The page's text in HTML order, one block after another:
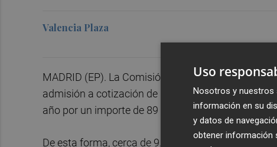
Valencia Plaza
MADRID (EP). La Comisión Nacional de los
admisión a cotización de las últimas
año por un importe de 89 millones de euros.
De esta forma, cerca de 9.000 millones de nuevas
Uso
Nosotros y nuestros
información en su
y datos de
obtener información